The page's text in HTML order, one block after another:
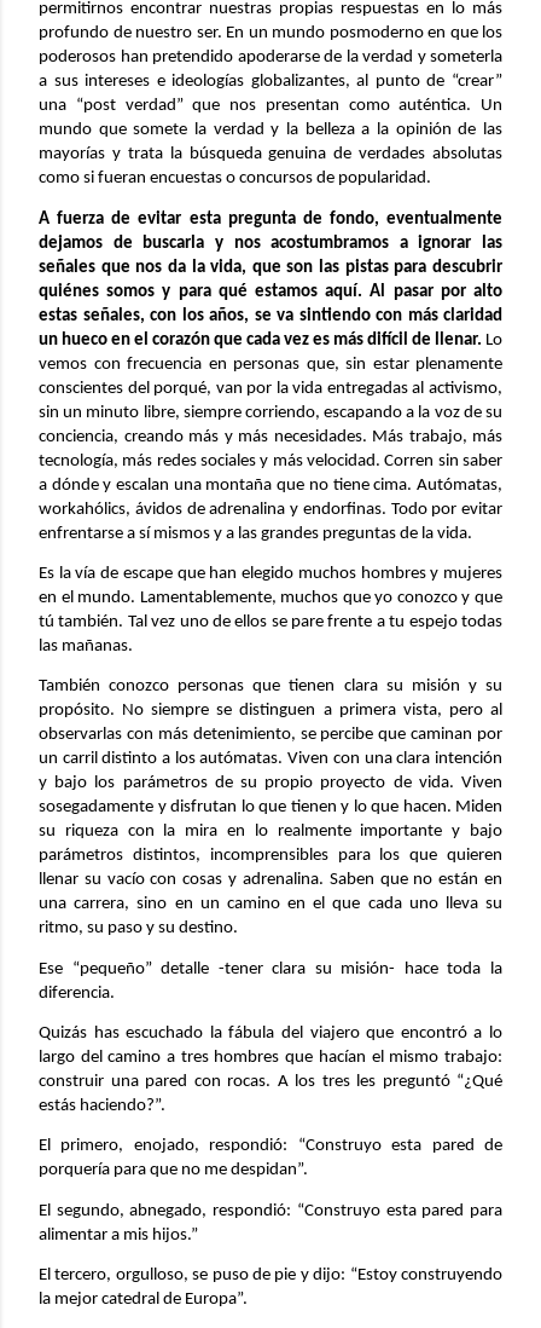
permitirnos encontrar nuestras propias respuestas en lo más
profundo de nuestro ser. En un mundo posmoderno en que los
poderosos han pretendido apoderarse de la verdad y someterla
a sus intereses e ideologías globalizantes, al punto de “crear”
una “post verdad” que nos presentan como auténtica. Un
mundo que somete la verdad y la belleza a la opinión de las
mayorías y trata la búsqueda genuina de verdades absolutas
como si fueran encuestas o concursos de popularidad.
A fuerza de evitar esta pregunta de fondo, eventualmente
dejamos de buscarla y nos acostumbramos a ignorar las
señales que nos da la vida, que son las pistas para descubrir
quiénes somos y para qué estamos aquí. Al pasar por alto
estas señales, con los años, se va sintiendo con más claridad
un hueco en el corazón que cada vez es más difícil de llenar. Lo
vemos con frecuencia en personas que, sin estar plenamente
conscientes del porqué, van por la vida entregadas al activismo,
sin un minuto libre, siempre corriendo, escapando a la voz de su
conciencia, creando más y más necesidades. Más trabajo, más
tecnología, más redes sociales y más velocidad. Corren sin saber
a dónde y escalan una montaña que no tiene cima. Autómatas,
workahólics, ávidos de adrenalina y endorfinas. Todo por evitar
enfrentarse a sí mismos y a las grandes preguntas de la vida.
Es la vía de escape que han elegido muchos hombres y mujeres
en el mundo. Lamentablemente, muchos que yo conozco y que
tú también. Tal vez uno de ellos se pare frente a tu espejo todas
las mañanas.
También conozco personas que tienen clara su misión y su
propósito. No siempre se distinguen a primera vista, pero al
observarlas con más detenimiento, se percibe que caminan por
un carril distinto a los autómatas. Viven con una clara intención
y bajo los parámetros de su propio proyecto de vida. Viven
sosegadamente y disfrutan lo que tienen y lo que hacen. Miden
su riqueza con la mira en lo realmente importante y bajo
parámetros distintos, incomprensibles para los que quieren
llenar su vacío con cosas y adrenalina. Saben que no están en
una carrera, sino en un camino en el que cada uno lleva su
ritmo, su paso y su destino.
Ese “pequeño” detalle -tener clara su misión- hace toda la
diferencia.
Quizás has escuchado la fábula del viajero que encontró a lo
largo del camino a tres hombres que hacían el mismo trabajo:
construir una pared con rocas. A los tres les preguntó “¿Qué
estás haciendo?”.
El primero, enojado, respondió: “Construyo esta pared de
porquería para que no me despidan”.
El segundo, abnegado, respondió: “Construyo esta pared para
alimentar a mis hijos.”
El tercero, orgulloso, se puso de pie y dijo: “Estoy construyendo
la mejor catedral de Europa”.